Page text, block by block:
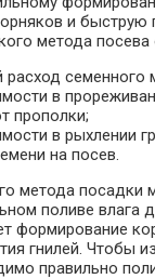
и быструю
метода посева
семенного
в
прополки;
в рыхлении
на посев.
метода посадки
поливе влага
формирование
гнилей. Чтобы
правильно